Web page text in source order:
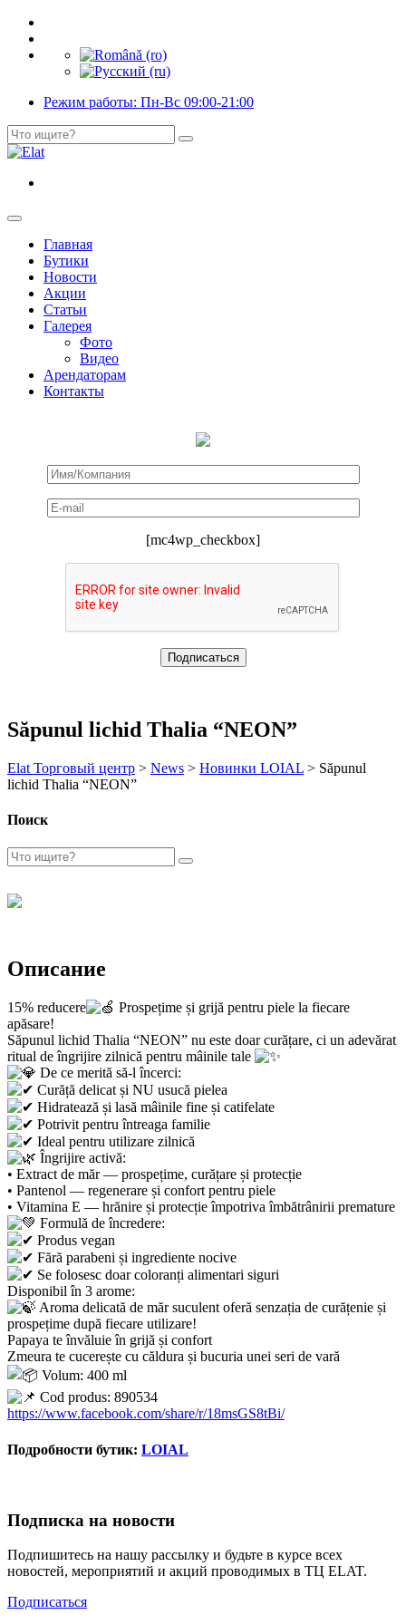
Режим работы: Пн-Вс 09:00-21:00
Главная
Бутики
Новости
Акции
Статьи
Галерея
Фото
Видео
Арендаторам
Контакты
[mc4wp_checkbox]
Săpunul lichid Thalia “NEON”
Elat Торговый центр > News > Новинки LOIAL > Săpunul
lichid Thalia “NEON”
Поиск
Описание
15% reducere
Prospețime și grijă pentru piele la fiecare
apăsare!
Săpunul lichid Thalia “NEON” nu este doar curățare, ci un adevărat
ritual de îngrijire zilnică pentru mâinile tale
De ce merită să-l încerci:
Curăță delicat și NU usucă pielea
Hidratează și lasă mâinile fine și catifelate
Potrivit pentru întreaga familie
Ideal pentru utilizare zilnică
Îngrijire activă:
• Extract de măr — prospețime, curățare și protecție
• Pantenol — regenerare și confort pentru piele
• Vitamina E — hrănire și protecție împotriva îmbătrânirii premature
Formulă de încredere:
Produs vegan
Fără parabeni și ingrediente nocive
Se folosesc doar coloranți alimentari siguri
Disponibil în 3 arome:
Aroma delicată de măr suculent oferă senzația de curățenie și
prospețime după fiecare utilizare!
Papaya te învăluie în grijă și confort
Zmeura te cucerește cu căldura și bucuria unei seri de vară
Volum: 400 ml
Cod produs: 890534
https://www.facebook.com/share/r/18msGS8tBi/
Подробности бутик: LOIAL
Подписка на новости
Подпишитесь на нашу рассылку и будьте в курсе всех
новостей, мероприятий и акций проводимых в ТЦ ELAT.
Подписаться